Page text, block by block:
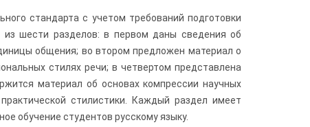
стандарта с учетом требований подготовки
из шести разделов: в первом даны сведения об
общения; во втором предложен материал о
стилях речи; в четвертом представлена
материал об основах компрессии научных
стилистики. Каждый раздел имеет
обучение студентов русскому языку.